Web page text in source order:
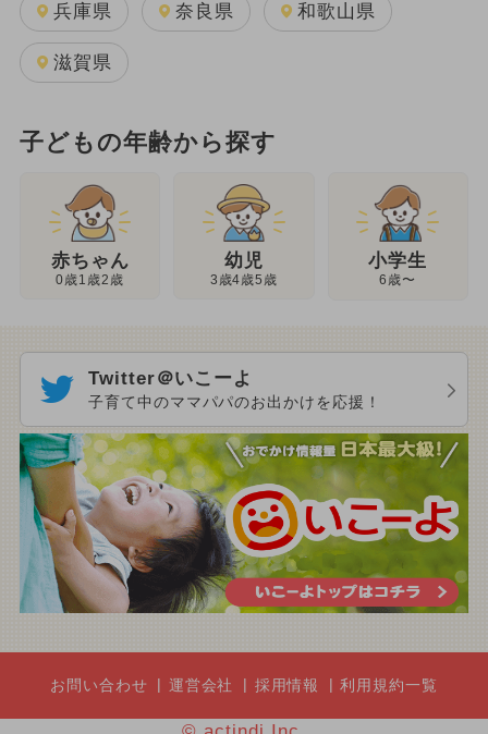
兵庫県 奈良県 和歌山県
滋賀県
子どもの年齢から探す
赤ちゃん
0歳1歳2歳
幼児
3歳4歳5歳
小学生
6歳〜
Twitter＠いこーよ
子育て中のママパパのお出かけを応援！
お問い合わせ 運営会社 採用情報 利用規約一覧